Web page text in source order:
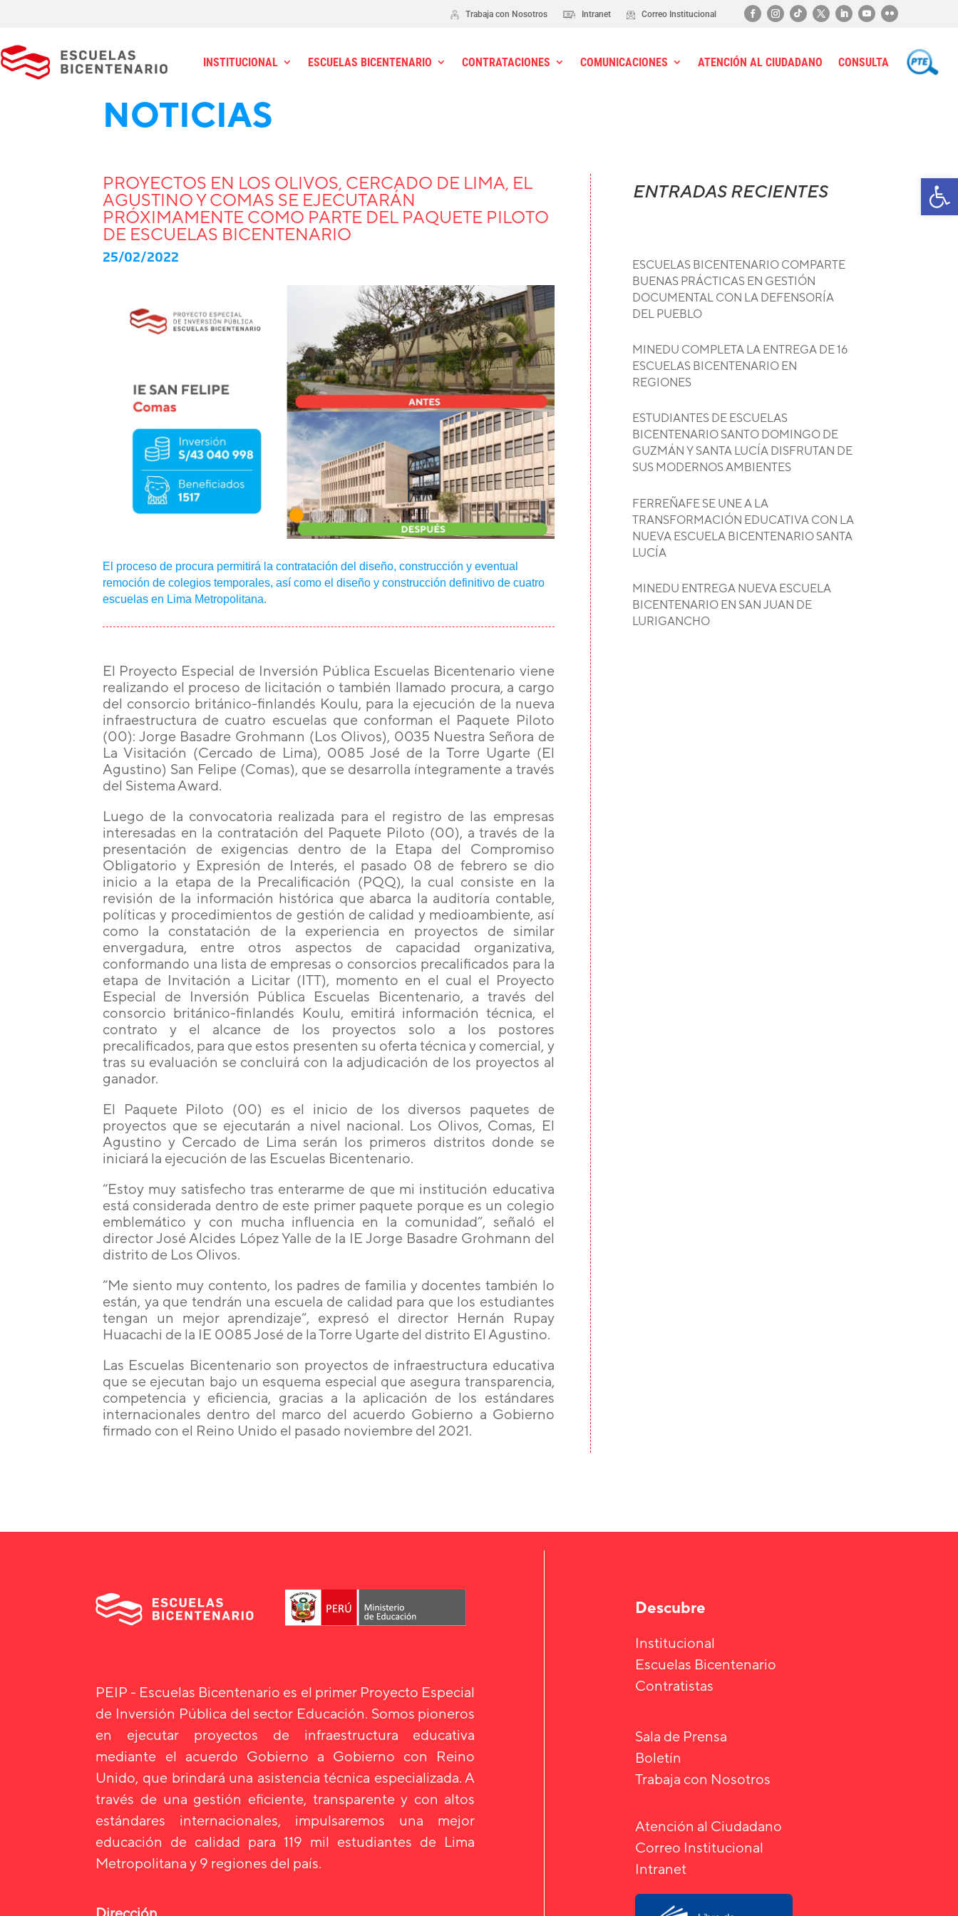
Trabaja con Nosotros Intranet Correo Institucional
INSTITUCIONAL ESCUELAS BICENTENARIO CONTRATACIONES COMUNICACIONES ATENCIÓN AL CIUDADANO CONSULTA PTE
NOTICIAS
PROYECTOS EN LOS OLIVOS, CERCADO DE LIMA, EL
AGUSTINO Y COMAS SE EJECUTARÁN
PRÓXIMAMENTE COMO PARTE DEL PAQUETE PILOTO
DE ESCUELAS BICENTENARIO
25/02/2022
El proceso de procura permitirá la contratación del diseño, construcción y eventual
remoción de colegios temporales, así como el diseño y construcción definitivo de cuatro
escuelas en Lima Metropolitana.
El Proyecto Especial de Inversión Pública Escuelas Bicentenario viene
realizando el proceso de licitación o también llamado procura, a cargo
del consorcio británico-finlandés Koulu, para la ejecución de la nueva
infraestructura de cuatro escuelas que conforman el Paquete Piloto
(00): Jorge Basadre Grohmann (Los Olivos), 0035 Nuestra Señora de
La Visitación (Cercado de Lima), 0085 José de la Torre Ugarte (El
Agustino) San Felipe (Comas), que se desarrolla íntegramente a través
del Sistema Award.
Luego de la convocatoria realizada para el registro de las empresas
interesadas en la contratación del Paquete Piloto (00), a través de la
presentación de exigencias dentro de la Etapa del Compromiso
Obligatorio y Expresión de Interés, el pasado 08 de febrero se dio
inicio a la etapa de la Precalificación (PQQ), la cual consiste en la
revisión de la información histórica que abarca la auditoría contable,
políticas y procedimientos de gestión de calidad y medioambiente, así
como la constatación de la experiencia en proyectos de similar
envergadura, entre otros aspectos de capacidad organizativa,
conformando una lista de empresas o consorcios precalificados para la
etapa de Invitación a Licitar (ITT), momento en el cual el Proyecto
Especial de Inversión Pública Escuelas Bicentenario, a través del
consorcio británico-finlandés Koulu, emitirá información técnica, el
contrato y el alcance de los proyectos solo a los postores
precalificados, para que estos presenten su oferta técnica y comercial, y
tras su evaluación se concluirá con la adjudicación de los proyectos al
ganador.
El Paquete Piloto (00) es el inicio de los diversos paquetes de
proyectos que se ejecutarán a nivel nacional. Los Olivos, Comas, El
Agustino y Cercado de Lima serán los primeros distritos donde se
iniciará la ejecución de las Escuelas Bicentenario.
“Estoy muy satisfecho tras enterarme de que mi institución educativa
está considerada dentro de este primer paquete porque es un colegio
emblemático y con mucha influencia en la comunidad”, señaló el
director José Alcides López Yalle de la IE Jorge Basadre Grohmann del
distrito de Los Olivos.
“Me siento muy contento, los padres de familia y docentes también lo
están, ya que tendrán una escuela de calidad para que los estudiantes
tengan un mejor aprendizaje”, expresó el director Hernán Rupay
Huacachi de la IE 0085 José de la Torre Ugarte del distrito El Agustino.
Las Escuelas Bicentenario son proyectos de infraestructura educativa
que se ejecutan bajo un esquema especial que asegura transparencia,
competencia y eficiencia, gracias a la aplicación de los estándares
internacionales dentro del marco del acuerdo Gobierno a Gobierno
firmado con el Reino Unido el pasado noviembre del 2021.
ENTRADAS RECIENTES
ESCUELAS BICENTENARIO COMPARTE
BUENAS PRÁCTICAS EN GESTIÓN
DOCUMENTAL CON LA DEFENSORÍA
DEL PUEBLO
MINEDU COMPLETA LA ENTREGA DE 16
ESCUELAS BICENTENARIO EN
REGIONES
ESTUDIANTES DE ESCUELAS
BICENTENARIO SANTO DOMINGO DE
GUZMÁN Y SANTA LUCÍA DISFRUTAN DE
SUS MODERNOS AMBIENTES
FERREÑAFE SE UNE A LA
TRANSFORMACIÓN EDUCATIVA CON LA
NUEVA ESCUELA BICENTENARIO SANTA
LUCÍA
MINEDU ENTREGA NUEVA ESCUELA
BICENTENARIO EN SAN JUAN DE
LURIGANCHO
PEIP - Escuelas Bicentenario es el primer Proyecto Especial
de Inversión Pública del sector Educación. Somos pioneros
en ejecutar proyectos de infraestructura educativa
mediante el acuerdo Gobierno a Gobierno con Reino
Unido, que brindará una asistencia técnica especializada. A
través de una gestión eficiente, transparente y con altos
estándares internacionales, impulsaremos una mejor
educación de calidad para 119 mil estudiantes de Lima
Metropolitana y 9 regiones del país.
Descubre
Institucional
Escuelas Bicentenario
Contratistas
Sala de Prensa
Boletín
Trabaja con Nosotros
Atención al Ciudadano
Correo Institucional
Intranet